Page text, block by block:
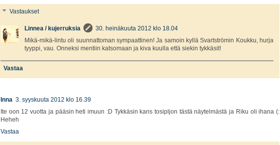
Vastaukset
Linnea / kujerruksia
30. heinäkuuta 2012 klo 18.04
Mikä-mikä-lintu oli suunnattoman sympaattinen! Ja samoin kyllä Svartströmin Koukku, hurja
tyyppi, vau. Onneksi mentiin katsomaan ja kiva kuulla että siekin tykkäsit!
Vastaa
Inna 3. syyskuuta 2012 klo 16.39
Ite oon 12 vuotta ja pääsin heti imuun :D Tykkäsin kans tosipljon tästä näytelmästä ja Riku oli ihana (:
Heheh
Vastaa